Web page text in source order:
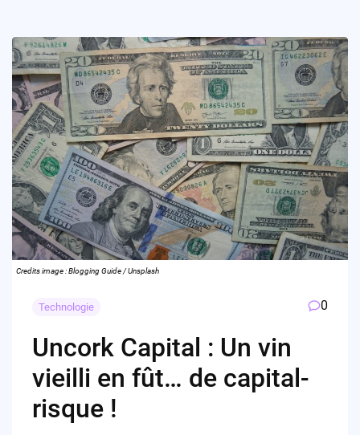
Credits image : Blogging Guide / Unsplash
Technologie 0
Uncork Capital : Un vin
vieilli en fût… de capital-
risque !